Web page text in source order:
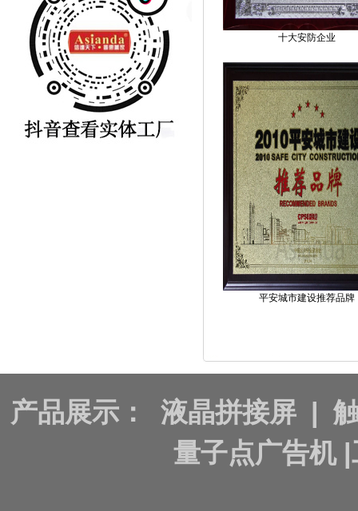
十大安防企业
平安城市建设推荐品牌
产品展示： 液晶拼接屏 |
量子点广告机|